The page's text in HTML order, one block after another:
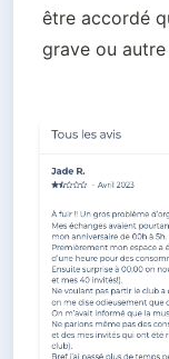
être accordé
grave ou